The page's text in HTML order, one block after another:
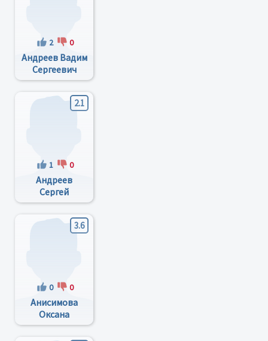
2 0
Андреев Вадим
Сергеевич
2.1
1 0
Андреев
Сергей
Николаевич
3.6
0 0
Анисимова
Оксана
Анатольевна